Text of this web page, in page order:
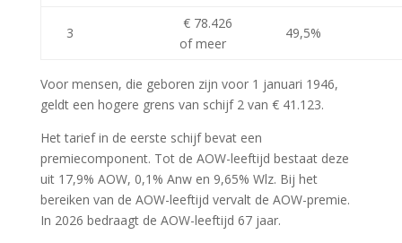
3
€ 78.426
of meer
49,5%
Voor mensen, die geboren zijn voor 1 januari 1946,
geldt een hogere grens van schijf 2 van € 41.123.
Het tarief in de eerste schijf bevat een
premiecomponent. Tot de AOW-leeftijd bestaat deze
uit 17,9% AOW, 0,1% Anw en 9,65% Wlz. Bij het
bereiken van de AOW-leeftijd vervalt de AOW-premie.
In 2026 bedraagt de AOW-leeftijd 67 jaar.